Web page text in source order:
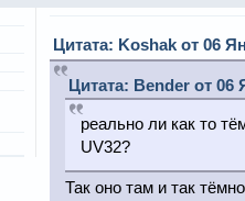
Цитата: Koshak от 06
Цитата: Bender от 06
реально ли как то
UV32?
Так оно там и так